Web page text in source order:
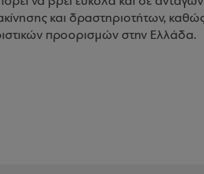
και δραστηριοτήτων,
προορισμών στην Ελλάδα.